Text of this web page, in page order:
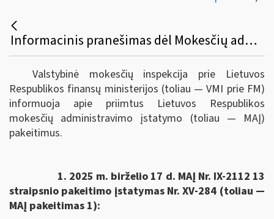
Informacinis pranešimas dėl Mokesčių administravimo įstatymo pakeitimo
Valstybinė mokesčių inspekcija prie Lietuvos
Respublikos finansų ministerijos (toliau — VMI prie FM)
informuoja apie priimtus Lietuvos Respublikos
mokesčių administravimo įstatymo (toliau — MAĮ)
pakeitimus.
1. 2025 m. birželio 17 d. MAĮ Nr. IX-2112 13
straipsnio pakeitimo įstatymas Nr. XV-284 (toliau —
MAĮ pakeitimas 1):